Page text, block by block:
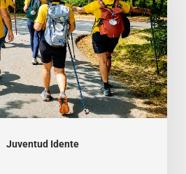
Juventud Idente